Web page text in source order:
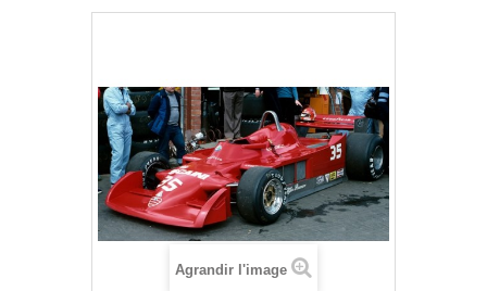
Agrandir l'image